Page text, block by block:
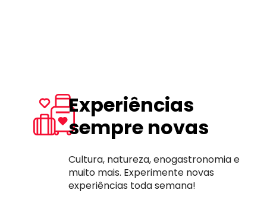
Experiências
sempre novas
Cultura, natureza, enogastronomia e
muito mais. Experimente novas
experiências toda semana!